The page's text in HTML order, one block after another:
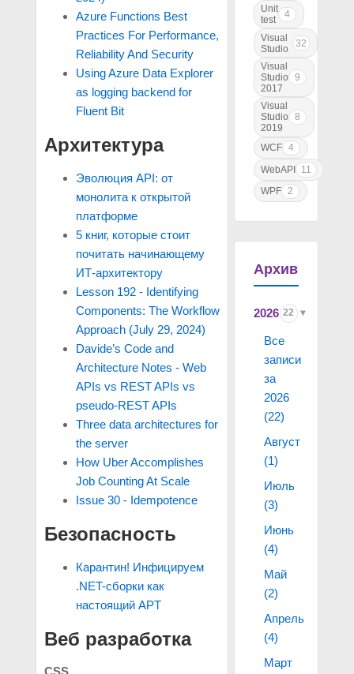
Azure Functions Best
Practices For Performance,
Reliability And Security
Using Azure Data Explorer
as logging backend for
Fluent Bit
Архитектура
Эволюция API: от
монолита к открытой
платформе
5 книг, которые стоит
почитать начинающему
ИТ-архитектору
Lesson 192 - Identifying
Components: The Workflow
Approach (July 29, 2024)
Davide’s Code and
Architecture Notes - Web
APIs vs REST APIs vs
pseudo-REST APIs
Three data architectures for
the server
How Uber Accomplishes
Job Counting At Scale
Issue 30 - Idempotence
Безопасность
Карантин! Инфицируем
.NET-сборки как
настоящий APT
Веб разработка
Unit
test
4
Visual
Studio
32
Visual
Studio
2017
9
Visual
Studio
2019
8
WCF 4
WebAPI
11
WPF 2
Архив
2026 22
Все
записи
за
2026
(22)
Август
(1)
Июль
(3)
Июнь
(4)
Май
(2)
Апрель
(4)
Март